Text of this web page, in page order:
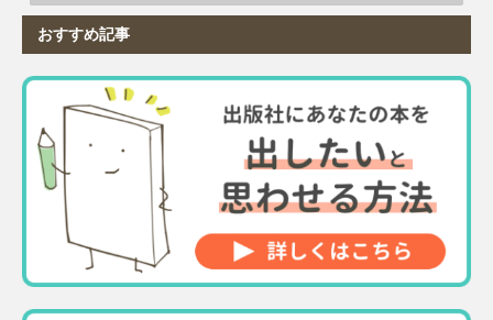
おすすめ記事